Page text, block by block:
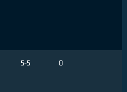
5-5 0